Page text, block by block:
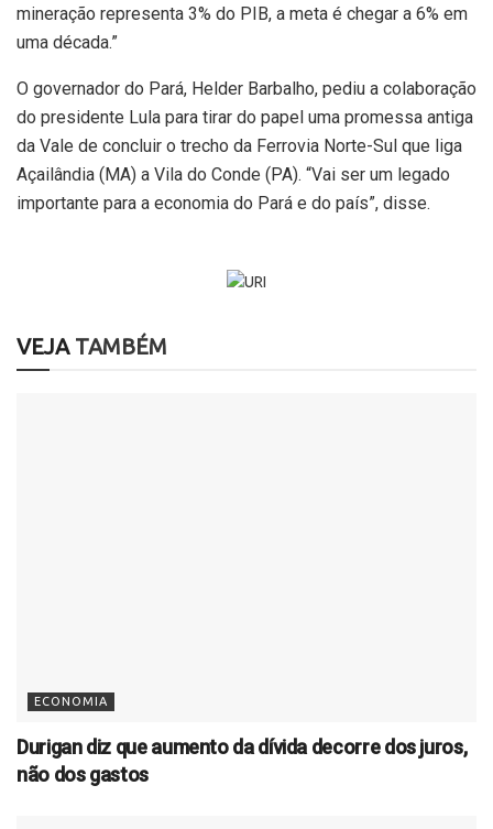
mineração representa 3% do PIB, a meta é chegar a 6% em
uma década.”
O governador do Pará, Helder Barbalho, pediu a colaboração
do presidente Lula para tirar do papel uma promessa antiga
da Vale de concluir o trecho da Ferrovia Norte-Sul que liga
Açailândia (MA) a Vila do Conde (PA). “Vai ser um legado
importante para a economia do Pará e do país”, disse.
VEJATAMBÉM
ECONOMIA
Durigan diz que aumento da dívida decorre dos juros,
não dos gastos